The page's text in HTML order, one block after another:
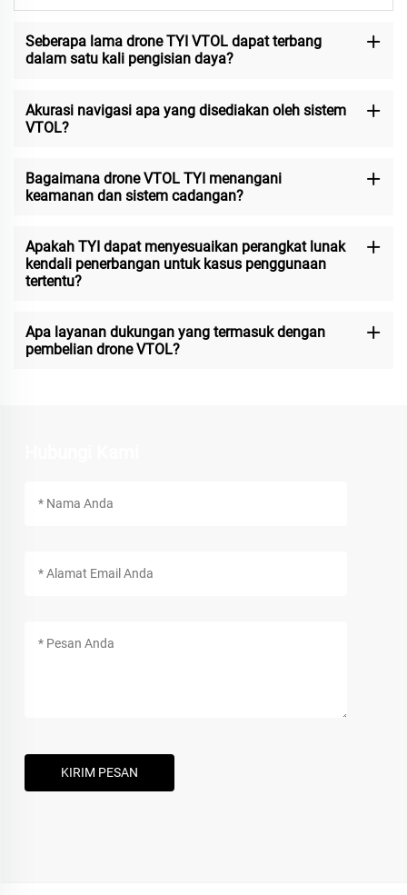
Seberapa lama drone TYI VTOL dapat terbang
dalam satu kali pengisian daya?
Akurasi navigasi apa yang disediakan oleh sistem
VTOL?
Bagaimana drone VTOL TYI menangani
keamanan dan sistem cadangan?
Apakah TYI dapat menyesuaikan perangkat lunak
kendali penerbangan untuk kasus penggunaan
tertentu?
Apa layanan dukungan yang termasuk dengan
pembelian drone VTOL?
KIRIM PESAN